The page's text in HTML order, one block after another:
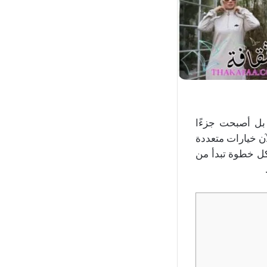
أصبحت جزءًا
خيارات متعددة
كل خطوة تبدأ من